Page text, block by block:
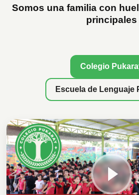
Somos una familia con
principales
Colegio
Escuela de Lenguaje